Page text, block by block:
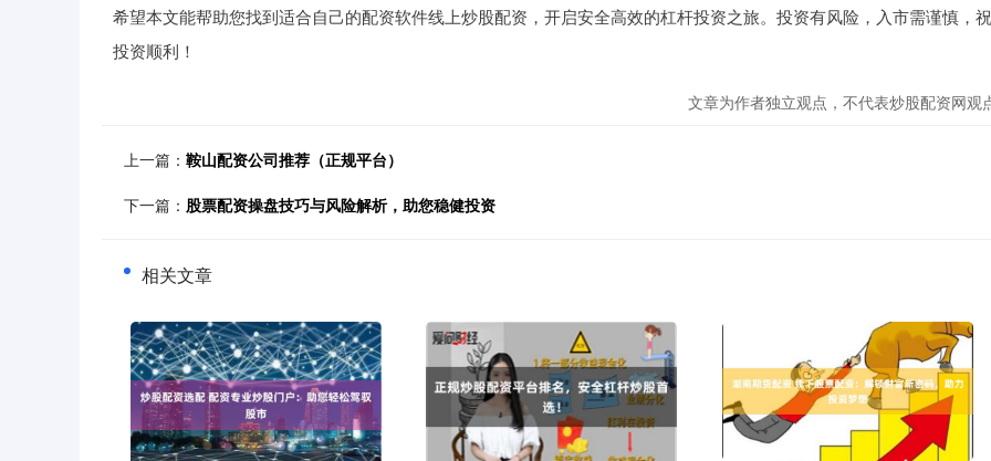
希望本文能帮助您找到适合自己的配资软件线上炒股配资，开启安全高效的杠杆投资之旅。投资有风险，入市需谨慎，
投资顺利！
文章为作者独立观点，不代表炒股配资网观
上一篇： 鞍山配资公司推荐（正规平台）
下一篇： 股票配资操盘技巧与风险解析，助您稳健投资
相关文章